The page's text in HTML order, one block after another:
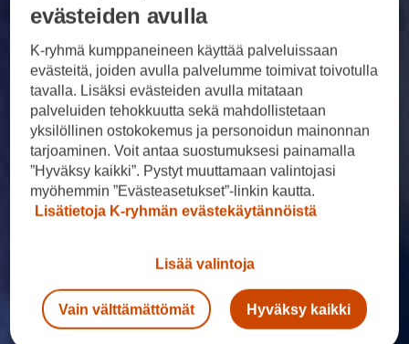
evästeiden avulla
K-ryhmä kumppaneineen käyttää palveluissaan
evästeitä, joiden avulla palvelumme toimivat toivotulla
tavalla. Lisäksi evästeiden avulla mitataan
palveluiden tehokkuutta sekä mahdollistetaan
yksilöllinen ostokokemus ja personoidun mainonnan
tarjoaminen. Voit antaa suostumuksesi painamalla
”Hyväksy kaikki”. Pystyt muuttamaan valintojasi
myöhemmin ”Evästeasetukset”-linkin kautta.
Lisätietoja K-ryhmän evästekäytännöistä
Lisää valintoja
Vain välttämättömät Hyväksy kaikki